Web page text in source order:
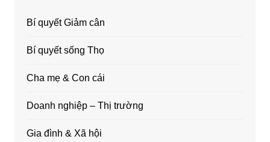
Bí quyết Giảm cân
Bí quyết sống Thọ
Cha mẹ & Con cái
Doanh nghiệp – Thị trường
Gia đình & Xã hội